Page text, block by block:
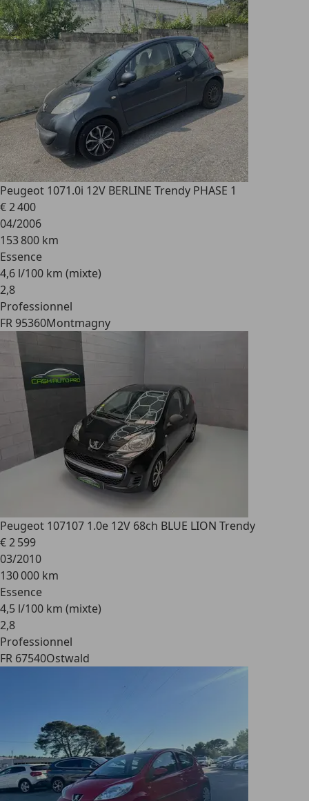
Peugeot 1071.0i 12V BERLINE Trendy PHASE 1
€ 2 400
04/2006
153 800 km
Essence
4,6 l/100 km (mixte)
2,8
Professionnel
FR 95360Montmagny
Peugeot 107107 1.0e 12V 68ch BLUE LION Trendy
€ 2 599
03/2010
130 000 km
Essence
4,5 l/100 km (mixte)
2,8
Professionnel
FR 67540Ostwald